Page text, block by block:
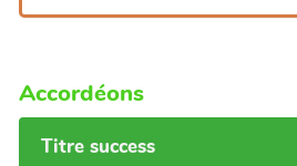
Accordéons
Titre success